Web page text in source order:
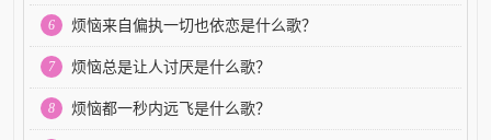
6 烦恼来自偏执一切也依恋是什么歌？
7 烦恼总是让人讨厌是什么歌？
8 烦恼都一秒内远飞是什么歌？